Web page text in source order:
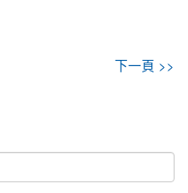
下一頁 >>